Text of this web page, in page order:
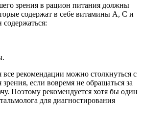
зрения в рацион питания должны
содержат в себе витамины A, C и
рекомендации можно столкнуться с
если вовремя не обращаться за
Поэтому рекомендуется хотя бы один
для диагностирования